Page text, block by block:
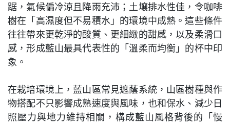
踞，氣候偏冷涼且降雨充沛；土壤排水性佳，令咖啡
樹在「高濕度但不易積水」的環境中成熟。這些條件
往往帶來更乾淨的酸質、更細緻的甜感，以及柔滑口
感，形成藍山最具代表性的「溫柔而均衡」的杯中印
象。
在栽培環境上，藍山區常見遮蔭系統，山區樹種與作
物搭配不只影響成熟速度與風味，也和保水、減少日
照壓力與地力維持相關，構成藍山風格背後的「慢